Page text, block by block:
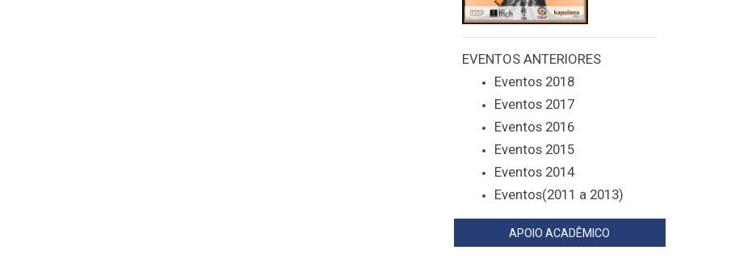
EVENTOS ANTERIORES
Eventos 2018
Eventos 2017
Eventos 2016
Eventos 2015
Eventos 2014
Eventos(2011 a 2013)
APOIO ACADÊMICO